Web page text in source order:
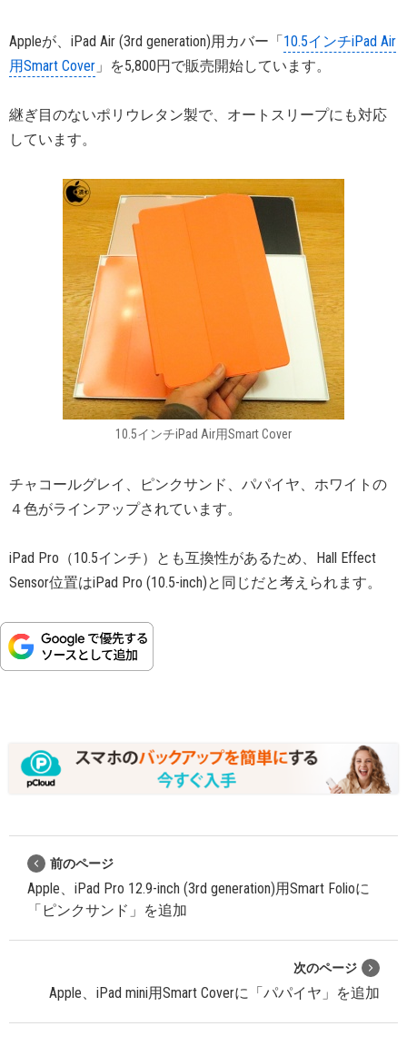
Appleが、iPad Air (3rd generation)用カバー「10.5インチiPad Air
用Smart Cover 」を5,800円で販売開始しています。
継ぎ目のないポリウレタン製で、オートスリープにも対応
しています。
10.5インチiPad Air用Smart Cover
チャコールグレイ、ピンクサンド、パパイヤ、ホワイトの
４色がラインアップされています。
iPad Pro（10.5インチ）とも互換性があるため、Hall Effect
Sensor位置はiPad Pro (10.5-inch)と同じだと考えられます。
前のページ
Apple、iPad Pro 12.9-inch (3rd generation)用Smart Folioに
「ピンクサンド」を追加
次のページ
Apple、iPad mini用Smart Coverに「パパイヤ」を追加